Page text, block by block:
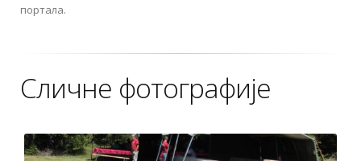
портала.
Сличне фотографије